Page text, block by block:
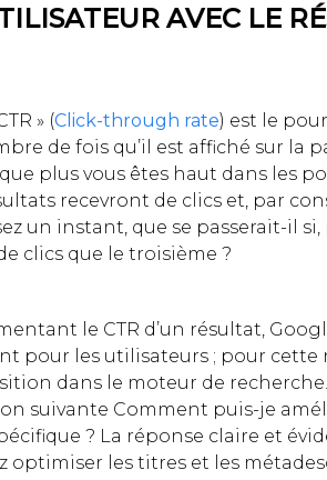
AVEC LE
» (Click-through rate) est le
de fois qu’il est affiché sur la
plus vous êtes haut dans les
recevront de clics et, par
un instant, que se passerait-il si,
clics que le troisième ?
le CTR d’un résultat,
pour les utilisateurs ; pour cette
dans le moteur de
suivante Comment puis-je
? La réponse claire et
optimiser les titres et les